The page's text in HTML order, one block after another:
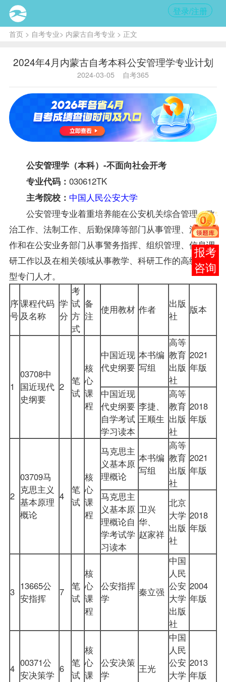
登录/注册
首页> 自考专业> 内蒙古自考专业 > 正文
2024年4月内蒙古自考本科公安管理学专业计划
2024-03-05 自考365
公安管理学（本科）-不面向社会开考
专业代码： 030612TK
主考院校： 中国人民公安大学
公安管理专业着重培养能在公安机关综合管理、政
治工作、法制工作、后勤保障等部门从事管理、法制工
作和在公安业务部门从事警务指挥、组织管理、信息调
研工作以及在相关领域从事教学、科研工作的高级复合
型专门人才。
序
号
课程代码
及名称
学
分
考
试
方
式
备
注
使用教材 作者
出版
社
版本
1
03708中
国近现代
史纲要
2
笔
试
核
心
课
程
中国近现
代史纲要
本书编
写组
高等
教育
出版
社
2021
年版
中国近现
代史纲要
自学考试
学习读本
李捷、
王顺生
高等
教育
出版
社
2018
年版
2
03709马
克思主义
基本原理
概论
4
笔
试
核
心
课
程
马克思主
义基本原
理概论
本书编
写组
高等
教育
出版
社
2021
年版
马克思主
义基本原
理概论自
学考试学
习读本
卫兴
华、
赵家祥
北京
大学
出版
社
2018
年版
3 13665公
安指挥
7
笔
试
核
心
课
程
公安指挥
学
秦立强
中国
人民
公安
大学
出版
社
2004
年版
4 00371公
安决策学
6
笔
试
核
心
课
公安决策
学
王光
中国
人民
公安
大学
2013
年版
报考
咨询